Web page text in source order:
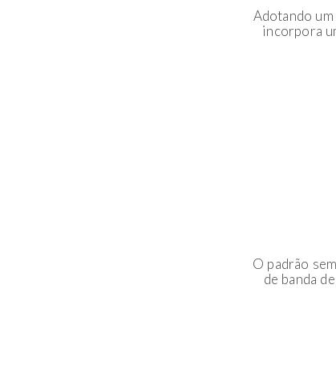
Adotando
incorpora
O padrão
de banda